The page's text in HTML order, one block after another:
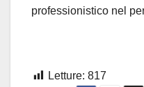
professionistico nel
Letture: 817